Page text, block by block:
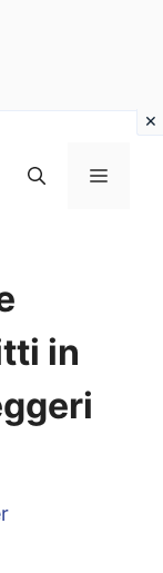
MENU
in